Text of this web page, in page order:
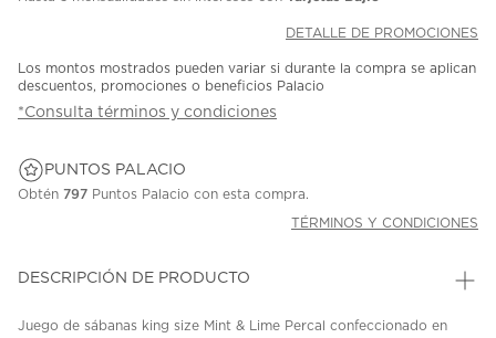
DETALLE DE PROMOCIONES
Los montos mostrados pueden variar si durante la compra se aplican
descuentos, promociones o beneficios Palacio
*Consulta términos y condiciones
PUNTOS PALACIO
Obtén 797 Puntos Palacio con esta compra.
TÉRMINOS Y CONDICIONES
DESCRIPCIÓN DE PRODUCTO
Juego de sábanas king size Mint & Lime Percal confeccionado en